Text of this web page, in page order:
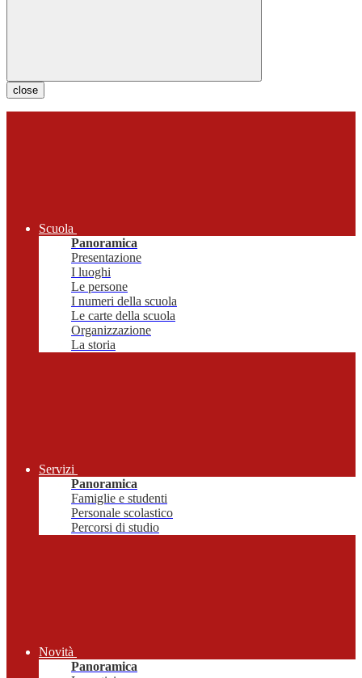
close
Scuola
Panoramica
Presentazione
I luoghi
Le persone
I numeri della scuola
Le carte della scuola
Organizzazione
La storia
Servizi
Panoramica
Famiglie e studenti
Personale scolastico
Percorsi di studio
Novità
Panoramica